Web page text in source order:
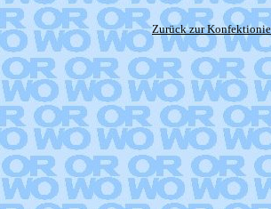
Zurück zur